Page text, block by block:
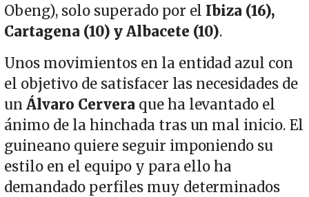
Obeng), solo superado por el Ibiza (16),
Cartagena (10) y Albacete (10).
Unos movimientos en la entidad azul con
el objetivo de satisfacer las necesidades de
un Álvaro Cervera que ha levantado el
ánimo de la hinchada tras un mal inicio. El
guineano quiere seguir imponiendo su
estilo en el equipo y para ello ha
demandado perfiles muy determinados